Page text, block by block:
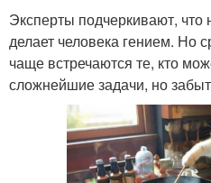
Эксперты подчеркивают, что
делает человека гением. Но
чаще встречаются те, кто
сложнейшие задачи, но